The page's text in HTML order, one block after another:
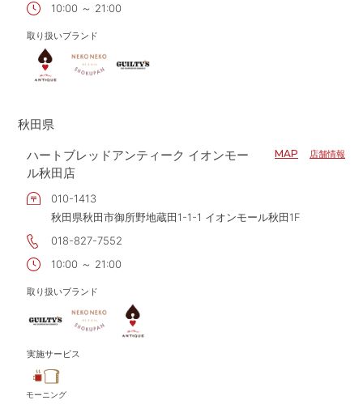
10:00 ～ 21:00
取り扱いブランド
秋田県
ハートブレッドアンティーク イオンモー
ル秋田店
MAP 店舗情報
010-1413
秋田県秋田市御所野地蔵田1-1-1 イオンモール秋田1F
018-827-7552
10:00 ～ 21:00
取り扱いブランド
実施サービス
モーニング